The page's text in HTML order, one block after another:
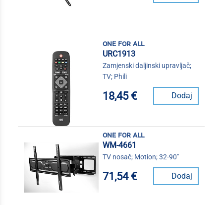
one for all
URC1913
Zamjenski daljinski upravljač;
TV; Phili
18,45 € Dodaj
one for all
WM-4661
TV nosač; Motion; 32-90"
71,54 € Dodaj